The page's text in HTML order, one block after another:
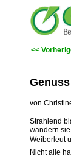
<<
von
Strahlend
wandern
Weiberleut
Nicht alle